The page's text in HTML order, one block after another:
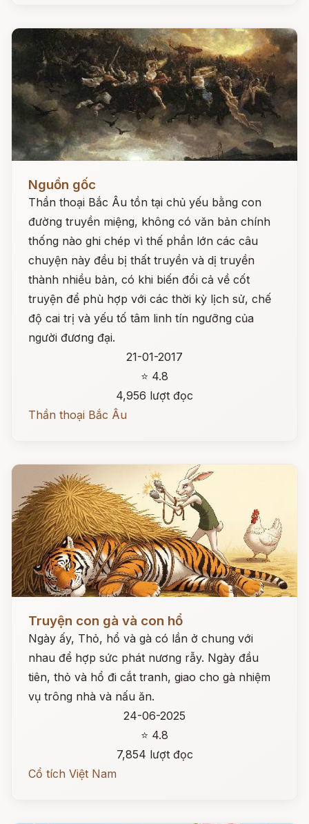
Đọc ngay
Nguồn gốc
Thần thoại Bắc Âu tồn tại chủ yếu bằng con
đường truyền miệng, không có văn bản chính
thống nào ghi chép vì thế phần lớn các câu
chuyện này đều bị thất truyền và dị truyền
thành nhiều bản, có khi biến đổi cả về cốt
truyện để phù hợp với các thời kỳ lịch sử, chế
độ cai trị và yếu tố tâm linh tín ngưỡng của
người đương đại.
21-01-2017
⭐ 4.8
4,956 lượt đọc
Thần thoại Bắc Âu
Truyện con gà và con hổ
Ngày ấy, Thỏ, hổ và gà có lần ở chung với
nhau để hợp sức phát nương rẫy. Ngày đầu
tiên, thỏ và hổ đi cắt tranh, giao cho gà nhiệm
vụ trông nhà và nấu ăn.
24-06-2025
⭐ 4.8
7,854 lượt đọc
Cổ tích Việt Nam